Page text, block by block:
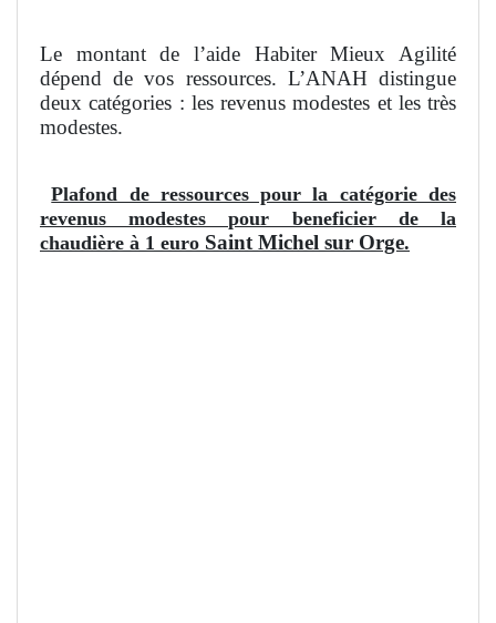
Le montant de l’aide Habiter Mieux Agilité
dépend de vos ressources. L’ANAH distingue
deux catégories : les revenus modestes et les très
modestes.
Plafond de ressources pour la catégorie des
revenus modestes pour beneficier de la
chaudière à 1 euro Saint Michel sur Orge.